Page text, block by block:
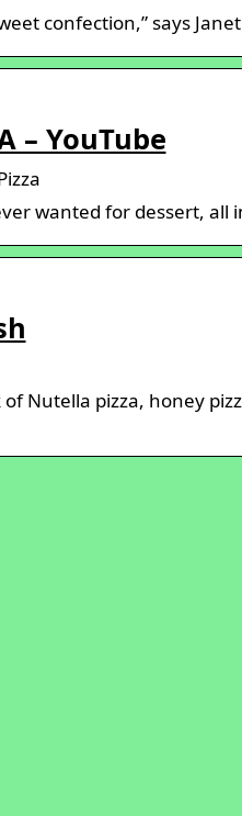
confection,” says
– YouTube
wanted for dessert, all
Nutella pizza, honey